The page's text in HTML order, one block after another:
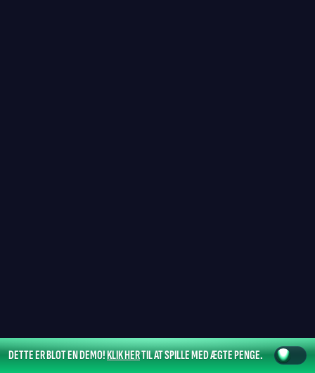
DETTE ER BLOT EN DEMO!KLIK HERTIL AT SPILLE MED ÆGTE PENGE.